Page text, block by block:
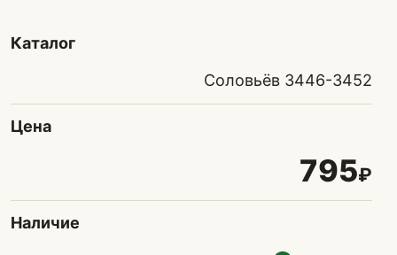
Каталог
Соловьёв 3446-3452
Цена
795₽
Наличие